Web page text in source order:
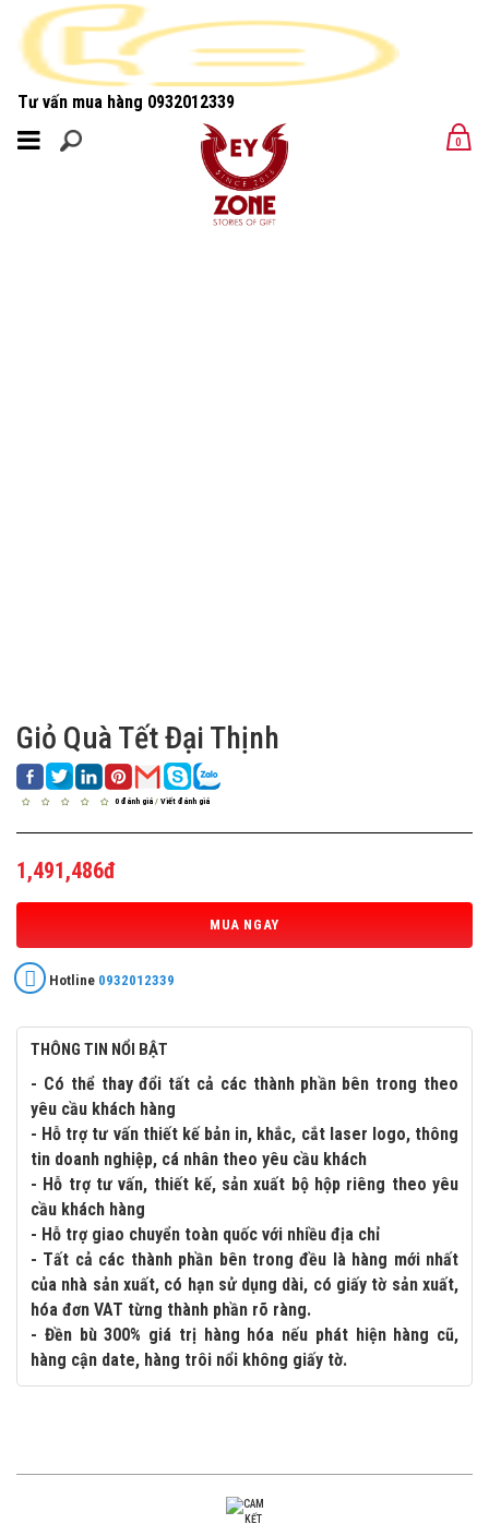
Tư vấn mua hàng 0932012339
MENU 0
Giỏ Quà Tết Đại Thịnh
0 đánh giá / Viết đánh giá
1,491,486đ
MUA NGAY
Hotline 0932012339
THÔNG TIN NỔI BẬT
- Có thể thay đổi tất cả các thành phần bên trong theo
yêu cầu khách hàng
- Hỗ trợ tư vấn thiết kế bản in, khắc, cắt laser logo, thông
tin doanh nghiệp, cá nhân theo yêu cầu khách
- Hỗ trợ tư vấn, thiết kế, sản xuất bộ hộp riêng theo yêu
cầu khách hàng
- Hỗ trợ giao chuyển toàn quốc với nhiều địa chỉ
- Tất cả các thành phần bên trong đều là hàng mới nhất
của nhà sản xuất, có hạn sử dụng dài, có giấy tờ sản xuất,
hóa đơn VAT từng thành phần rõ ràng.
- Đền bù 300% giá trị hàng hóa nếu phát hiện hàng cũ,
hàng cận date, hàng trôi nổi không giấy tờ.